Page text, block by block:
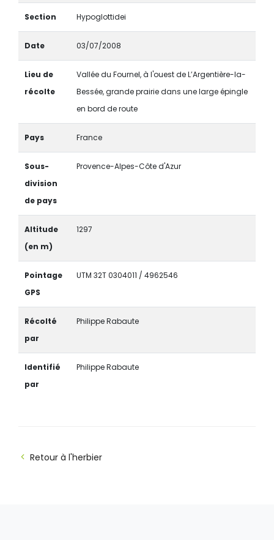
Section Hypoglottidei
Date 03/07/2008
Lieu de
récolte
Vallée du Fournel, à l'ouest de L’Argentière-la-
Bessée, grande prairie dans une large épingle
en bord de route
Pays France
Sous-
division
de pays
Provence-Alpes-Côte d'Azur
Altitude
(en m)
1297
Pointage
GPS
UTM 32T 0304011 / 4962546
Récolté
par
Philippe Rabaute
Identifié
par
Philippe Rabaute
Retour à l'herbier